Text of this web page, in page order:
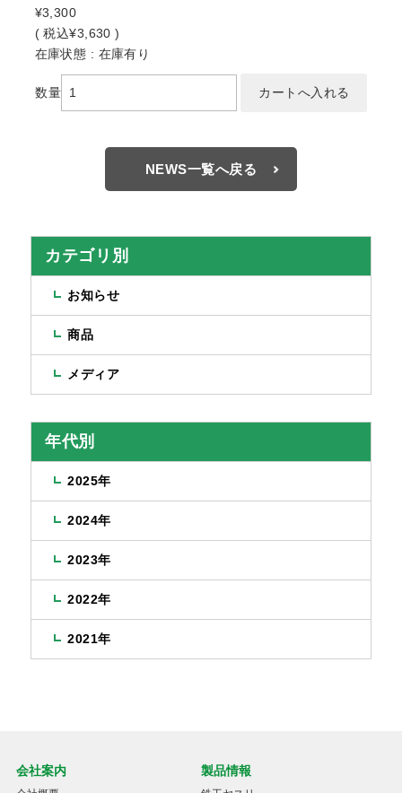
¥3,300
(税込¥3,630 )
在庫状態 : 在庫有り
数量
NEWS一覧へ戻る
カテゴリ別
お知らせ
商品
メディア
年代別
2025年
2024年
2023年
2022年
2021年
会社案内 製品情報